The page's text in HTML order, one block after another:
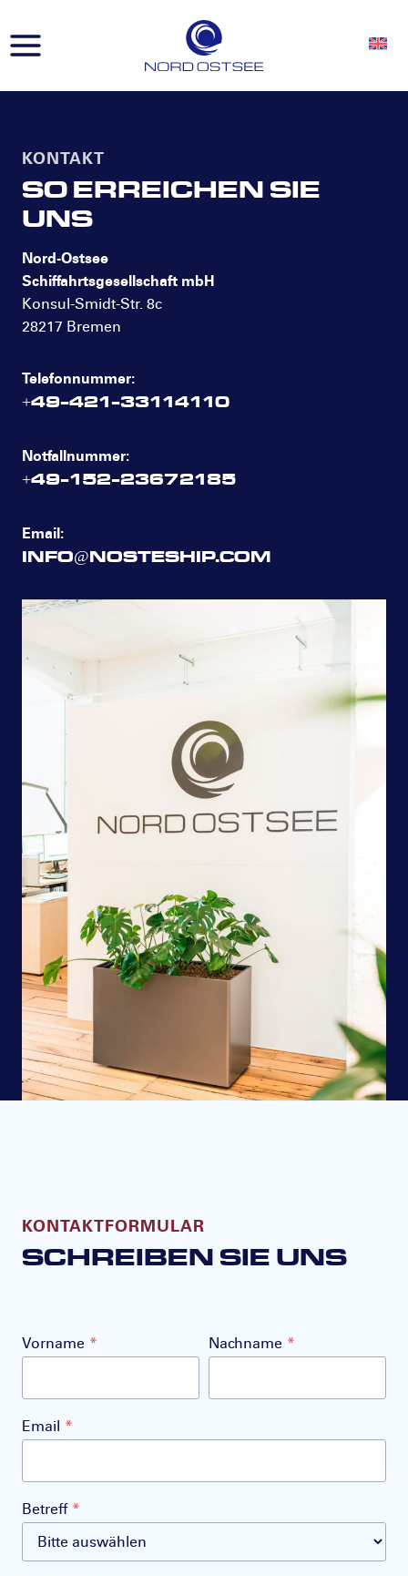
Inhalt
springen
KONTAKT
SO ERREICHEN SIE
UNS
Nord-Ostsee
Schiffahrtsgesellschaft mbH
Konsul-Smidt-Str. 8c
28217 Bremen
Telefonnummer:
+49-421-33114110
Notfallnummer:
+49-152-23672185
Email:
INFO@NOSTESHIP.COM
KONTAKTFORMULAR
SCHREIBEN SIE UNS
Vorname * Nachname *
Email *
Betreff *